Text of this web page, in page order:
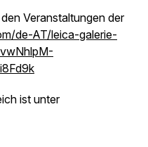
Veranstaltungen der
de-AT/leica-galerie-
ist unter